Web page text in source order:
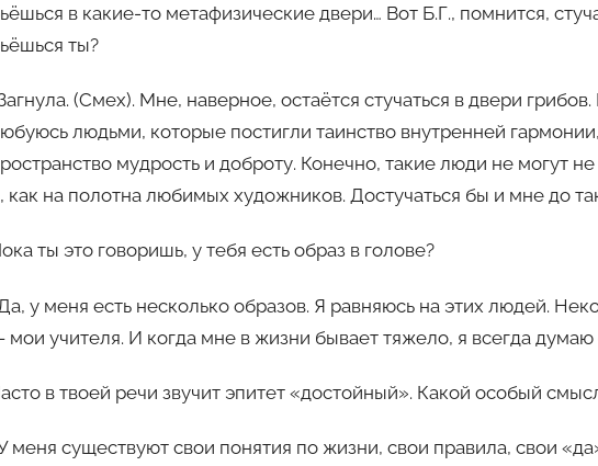
в какие-то метафизические двери… Вот Б.Г., помнится,
ты?
(Смех). Мне, наверное, остаётся стучаться в двери
людьми, которые постигли таинство внутренней
мудрость и доброту. Конечно, такие люди не могут
как на полотна любимых художников. Достучаться бы и мне до
ты это говоришь, у тебя есть образ в голове?
у меня есть несколько образов. Я равняюсь на этих людей.
мои учителя. И когда мне в жизни бывает тяжело, я всегда думаю
в твоей речи звучит эпитет «достойный». Какой особый
меня существуют свои понятия по жизни, свои правила, свои